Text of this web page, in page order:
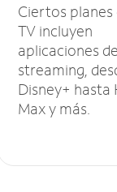
Ciertos planes
TV incluyen
aplicaciones
streaming,
Disney+ hasta
Max y más.